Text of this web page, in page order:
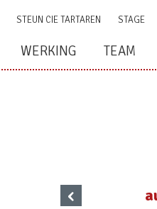
STEUN CIE TARTAREN STAGE
WERKING TEAM
‹